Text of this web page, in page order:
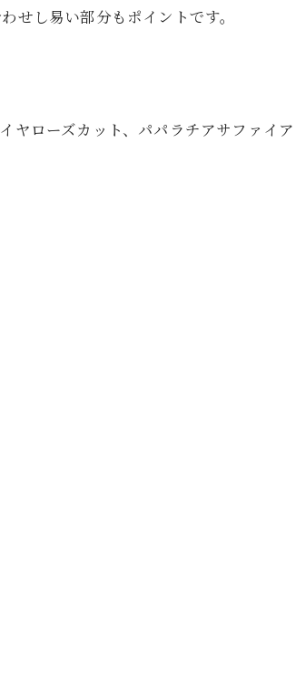
せし易い部分もポイントです。
ローズカット、パパラチアサファイ